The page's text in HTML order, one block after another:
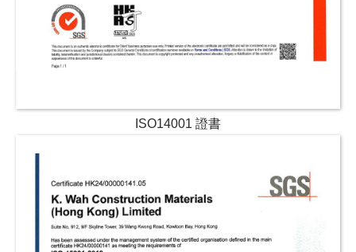
ISO14001 證書